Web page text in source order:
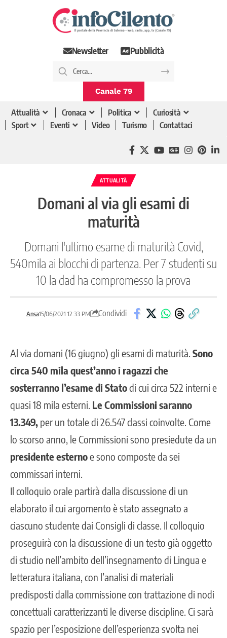
Newsletter Pubblicità
Canale 79
Attualità Cronaca Politica
Curiosità
Sport
Eventi Video Turismo Contattaci
ATTUALITÀ
Domani al via gli esami di
maturità
Domani l'ultimo esame di maturità Covid,
540mila ai blocchi di partenza. Per 7 studenti su
10 la dad ha compromesso la prova
Ansa15/06/2021 12:33 PM Condividi
Al via domani (16 giugno) gli esami di maturità. Sono
circa 540 mila quest’anno i ragazzi che
sosterranno l’esame di Statodi cui circa 522 interni e
quasi 18 mila esterni. Le Commissioni saranno
13.349, per un totale di 26.547 classi coinvolte. Come
lo scorso anno, le Commissioni sono presiedute da un
presidente esternoe sono composte da sei
commissari interni.
Il colloquio orale partirà dalla discussione di un
elaborato il cui argomento è stato assegnato a
ciascuno studente dai Consigli di classe. Il colloquio
proseguirà con la discussione di un testo già oggetto
di studio nell’ambito dell’insegnamento di Lingua e
letteratura italiana, con l’analisi di materiali
predisposti dalla commissione con trattazione di nodi
concettuali caratterizzanti le diverse discipline. Ci sarà
spazio per l’esposizione dell’esperienza svolta nei